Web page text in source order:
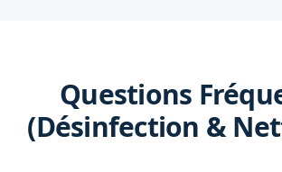
Questions
(Désinfection &